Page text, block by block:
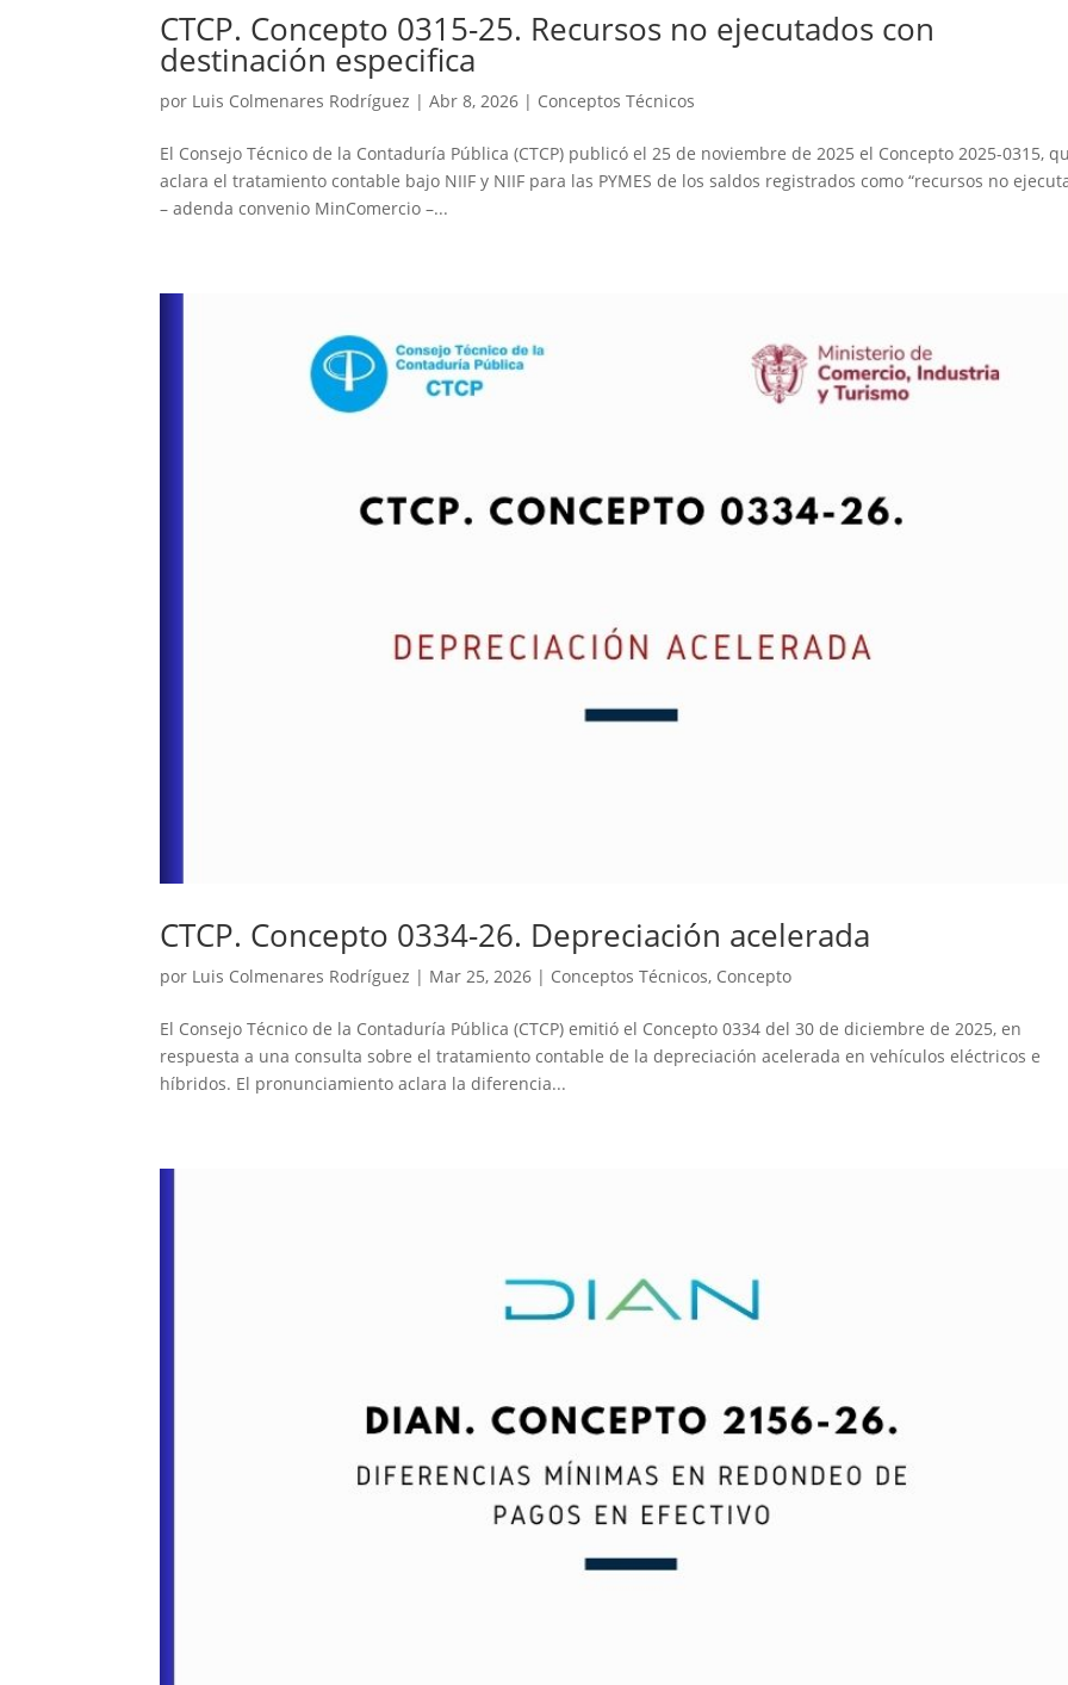
CTCP. Concepto 0315-25. Recursos no ejecutados con
destinación especifica
por Luis Colmenares Rodríguez |Abr 8, 2026 | Conceptos Técnicos
El Consejo Técnico de la Contaduría Pública (CTCP) publicó el 25 de noviembre de 2025 el Concepto 2025-0315,
aclara el tratamiento contable bajo NIIF y NIIF para las PYMES de los saldos registrados como “recursos no
– adenda convenio MinComercio –...
CTCP. Concepto 0334-26. Depreciación acelerada
por Luis Colmenares Rodríguez | Mar 25, 2026 | Conceptos Técnicos, Concepto
El Consejo Técnico de la Contaduría Pública (CTCP) emitió el Concepto 0334 del 30 de diciembre de 2025, en
respuesta a una consulta sobre el tratamiento contable de la depreciación acelerada en vehículos eléctricos e
híbridos. El pronunciamiento aclara la diferencia...